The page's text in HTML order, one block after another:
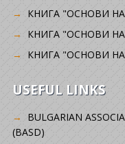
КНИГА "ОСНОВИ НА
КНИГА "ОСНОВИ
КНИГА "ОСНОВИ
USEFUL LINKS
BULGARIAN
(BASD)